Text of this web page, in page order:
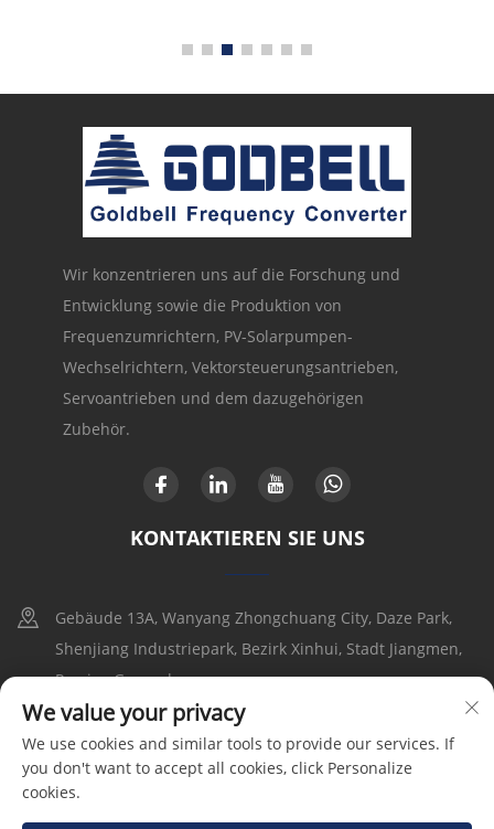
Wir konzentrieren uns auf die Forschung und
Entwicklung sowie die Produktion von
Frequenzumrichtern, PV-Solarpumpen-
Wechselrichtern, Vektorsteuerungsantrieben,
Servoantrieben und dem dazugehörigen
Zubehör.
KONTAKTIEREN SIE UNS
Gebäude 13A, Wanyang Zhongchuang City, Daze Park,
Shenjiang Industriepark, Bezirk Xinhui, Stadt Jiangmen,
Provinz Guangdong
+86-17316086390
[email protected]
We value your privacy
We use cookies and similar tools to provide our services. If
you don't want to accept all cookies, click Personalize
cookies.